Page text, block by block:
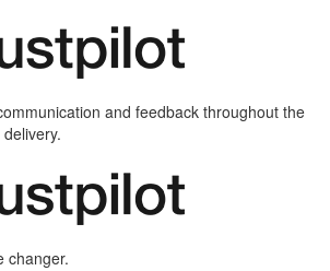
and feedback throughout the
changer.